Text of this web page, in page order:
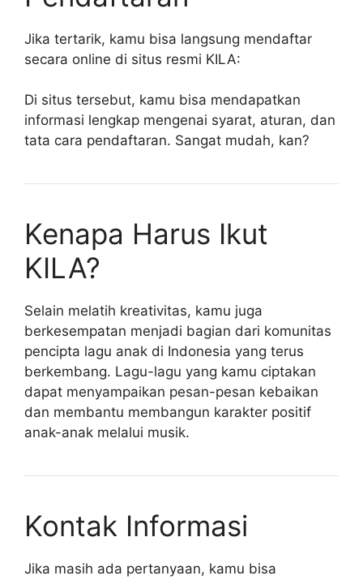
Jika tertarik, kamu bisa langsung mendaftar
secara online di situs resmi KILA:
Di situs tersebut, kamu bisa mendapatkan
informasi lengkap mengenai syarat, aturan, dan
tata cara pendaftaran. Sangat mudah, kan?
Kenapa Harus Ikut
KILA?
Selain melatih kreativitas, kamu juga
berkesempatan menjadi bagian dari komunitas
pencipta lagu anak di Indonesia yang terus
berkembang. Lagu-lagu yang kamu ciptakan
dapat menyampaikan pesan-pesan kebaikan
dan membantu membangun karakter positif
anak-anak melalui musik.
Kontak Informasi
Jika masih ada pertanyaan, kamu bisa